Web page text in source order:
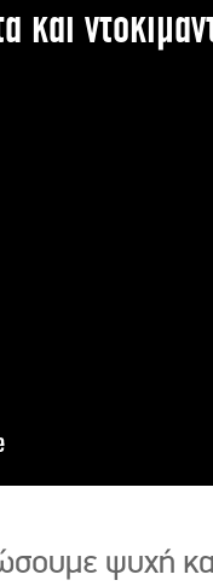
και
ψυχή